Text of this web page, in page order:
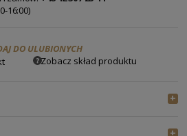
16:00)
DO ULUBIONYCH
Zobacz skład produktu